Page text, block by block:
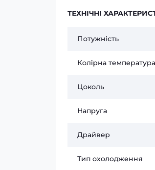
ТЕХНІЧНІ
Потужність
Колірна температура
Цоколь
Напруга
Драйвер
Тип охолодження